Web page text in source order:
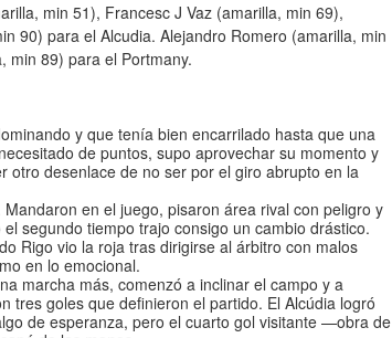
min 51), Francesc J Vaz (amarilla, min 69),
90) para el Alcudia. Alejandro Romero (amarilla, min
min 89) para el Portmany.
y que tenía bien encarrilado hasta que una
de puntos, supo aprovechar su momento y
otro desenlace de no ser por el giro abrupto en la
en el juego, pisaron área rival con peligro y
segundo tiempo trajo consigo un cambio drástico.
Rigo vio la roja tras dirigirse al árbitro con malos
en lo emocional.
marcha más, comenzó a inclinar el campo y a
tres goles que definieron el partido. El Alcúdia logró
de esperanza, pero el cuarto gol visitante —obra de